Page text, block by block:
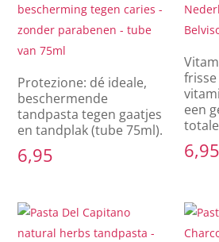
Protezione: dé ideale,
beschermende
tandpasta tegen gaatjes
en tandplak (tube 75ml).
6,95
een
6,95